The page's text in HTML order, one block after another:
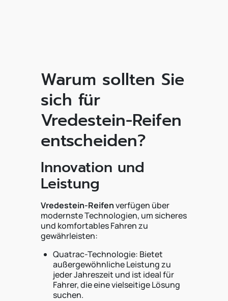
Warum sollten Sie
sich für
Vredestein-Reifen
entscheiden?
Innovation und
Leistung
Vredestein-Reifenverfügen über
modernste Technologien, um sicheres
und komfortables Fahren zu
gewährleisten:
Quatrac-Technologie: Bietet
außergewöhnliche Leistung zu
jeder Jahreszeit und ist ideal für
Fahrer, die eine vielseitige Lösung
suchen.